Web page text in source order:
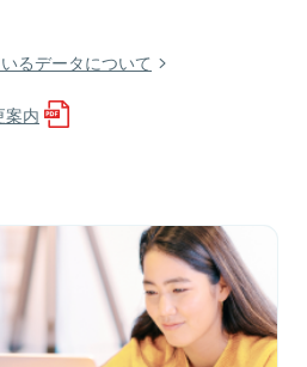
るデータについて
案内